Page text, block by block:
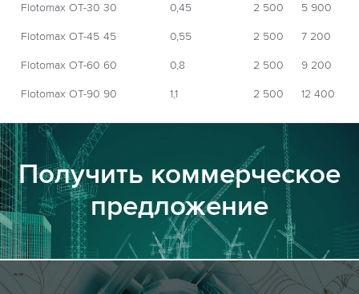
Flotomax OT-30 30 0,45 2 500 5 900
Flotomax OT-45 45 0,55 2 500 7 200
Flotomax OT-60 60 0,8 2 500 9 200
Flotomax OT-90 90 1,1 2 500 12 400
Получить коммерческое
предложение